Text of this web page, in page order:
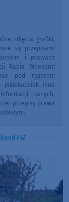
zdjęcia, grafiki,
są przepisami
i prawach
Radia Weekend
pod rygorem
jakiekolwiek inne
danych,
przepisy prawa
FM